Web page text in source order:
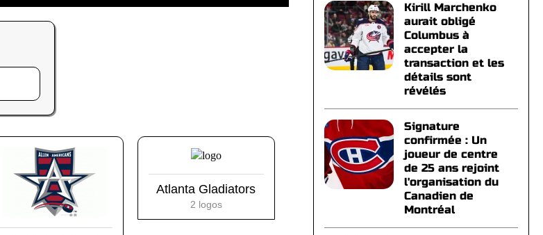
Atlanta Gladiators
2 logos
Kirill Marchenko
aurait obligé
Columbus à
accepter la
transaction et les
détails sont
révélés
Signature
confirmée : Un
joueur de centre
de 25 ans rejoint
l'organisation du
Canadien de
Montréal